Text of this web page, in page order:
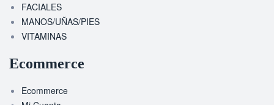
FACIALES
MANOS/UÑAS/PIES
VITAMINAS
Ecommerce
Ecommerce